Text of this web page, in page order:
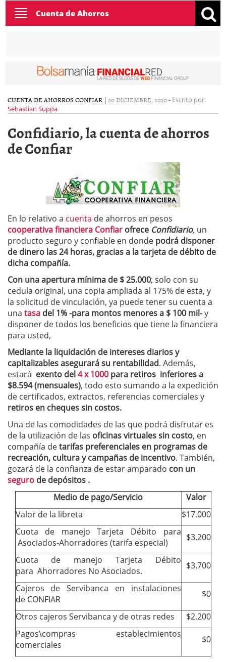
Toggle
navigation
Cuenta de Ahorros
CUENTA DE AHORROS CONFIAR | 20 DICIEMBRE, 2010- Escrito por:
Sebastian Suppa
Confidiario, la cuenta de ahorros
de Confiar
En lo relativo a cuenta de ahorros en pesos
cooperativa financiera Confiar ofrece Confidiario, un
producto seguro y confiable en donde podrá disponer
de dinero las 24 horas, gracias a la tarjeta de débito de
dicha compañía.
Con una apertura mínima de $ 25.000; solo con su
cedula original, una copia ampliada al 175% de esta, y
la solicitud de vinculación, ya puede tener su cuenta a
una tasa del 1% -para montos menores a $ 100 mil-y
disponer de todos los beneficios que tiene la financiera
para usted,
Mediante la liquidación de intereses diarios y
capitalizables asegurará su rentabilidad. Además,
estará exento del4 x 1000 para retiros inferiores a
$8.594 (mensuales), todo esto sumando a la expedición
de certificados, extractos, referencias comerciales y
retiros en cheques sin costos.
Una de las comodidades de las que podrá disfrutar es
de la utilización de las oficinas virtuales sin costo, en
compañía detarifas preferenciales en programas de
recreación, cultura y campañas de incentivo. También,
gozará de la confianza de estar amparado con un
seguro de depósitos .
Medio de pago/Servicio
Valor
Valor de la libreta
$17.000
Cuota de manejo Tarjeta Débito para
Asociados-Ahorradores (tarifa especial)
$3.200
Cuota de manejo Tarjeta Débito
para Ahorradores No Asociados.
$3.700
Cajeros de Servibanca en instalaciones
de CONFIAR
$0
Otros cajeros Servibanca y de otras redes
$2.200
Pagos\compras establecimientos
comerciales
$0